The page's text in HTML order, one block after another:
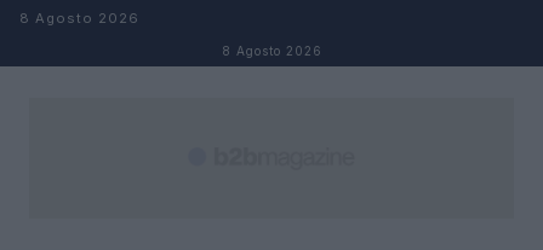
Salta al contenuto
8 Agosto 2026
8 Agosto 2026